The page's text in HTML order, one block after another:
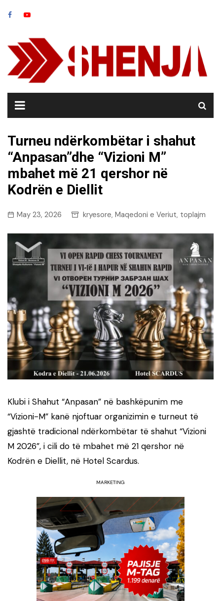
Turneu ndërkombëtar i shahut
“Anpasan”dhe “Vizioni M”
mbahet më 21 qershor në
Kodrën e Diellit
May 23, 2026 kryesore, Maqedoni e Veriut, toplajm
Klubi i Shahut “Anpasan” në bashkëpunim me
“Vizioni-M” kanë njoftuar organizimin e turneut të
gjashtë tradicional ndërkombëtar të shahut “Vizioni
M 2026”, i cili do të mbahet më 21 qershor në
Kodrën e Diellit, në Hotel Scardus.
MARKETING